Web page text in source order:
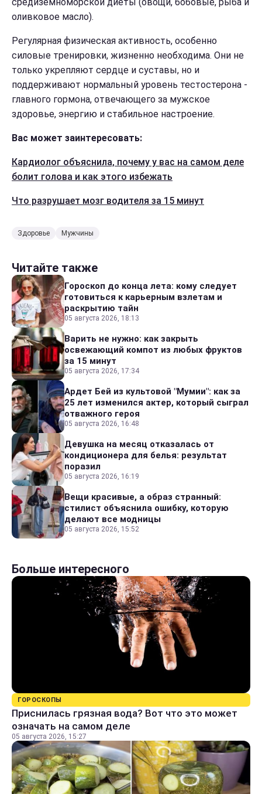
средиземноморской диеты (овощи, бобовые, рыба и
оливковое масло).
Регулярная физическая активность, особенно
силовые тренировки, жизненно необходима. Они не
только укрепляют сердце и суставы, но и
поддерживают нормальный уровень тестостерона -
главного гормона, отвечающего за мужское
здоровье, энергию и стабильное настроение.
Вас может заинтересовать:
Кардиолог объяснила, почему у вас на самом деле
болит голова и как этого избежать
Что разрушает мозг водителя за 15 минут
Здоровье Мужчины
Читайте также
Гороскоп до конца лета: кому следует
готовиться к карьерным взлетам и
раскрытию тайн
05 августа 2026, 18:13
Варить не нужно: как закрыть
освежающий компот из любых фруктов
за 15 минут
05 августа 2026, 17:34
Ардет Бей из культовой "Мумии": как за
25 лет изменился актер, который сыграл
отважного героя
05 августа 2026, 16:48
Девушка на месяц отказалась от
кондиционера для белья: результат
поразил
05 августа 2026, 16:19
Вещи красивые, а образ странный:
стилист объяснила ошибку, которую
делают все модницы
05 августа 2026, 15:52
Больше интересного
ГОРОСКОПЫ
Приснилась грязная вода? Вот что это может
означать на самом деле
05 августа 2026, 15:27